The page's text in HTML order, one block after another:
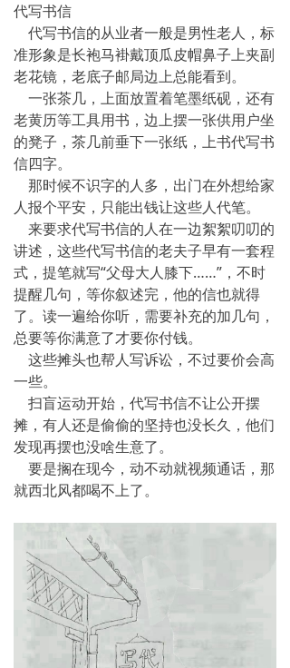
代写书信
代写书信的从业者一般是男性老人，标
准形象是长袍马褂戴顶瓜皮帽鼻子上夹副
老花镜，老底子邮局边上总能看到。
一张茶几，上面放置着笔墨纸砚，还有
老黄历等工具用书，边上摆一张供用户坐
的凳子，茶几前垂下一张纸，上书代写书
信四字。
那时候不识字的人多，出门在外想给家
人报个平安，只能出钱让这些人代笔。
来要求代写书信的人在一边絮絮叨叨的
讲述，这些代写书信的老夫子早有一套程
式，提笔就写“父母大人膝下……”，不时
提醒几句，等你叙述完，他的信也就得
了。读一遍给你听，需要补充的加几句，
总要等你满意了才要你付钱。
这些摊头也帮人写诉讼，不过要价会高
一些。
扫盲运动开始，代写书信不让公开摆
摊，有人还是偷偷的坚持也没长久，他们
发现再摆也没啥生意了。
要是搁在现今，动不动就视频通话，那
就西北风都喝不上了。